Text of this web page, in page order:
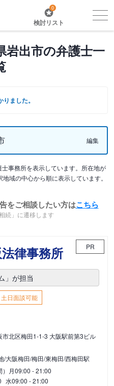
0
検討リスト
岩出市の弁護士一
ました。
編集
事務所を表示しています。所在地が
域の中心から順に表示しています。
をご相談したい方はこちら
続」に遷移します
律事務所 PR
」が担当
土日面談可能
市北区梅田1-1-3 大阪駅前第3ビル
/大阪梅田/梅田/東梅田/西梅田駅
月09:00 - 21:00
水09:00 - 21:00